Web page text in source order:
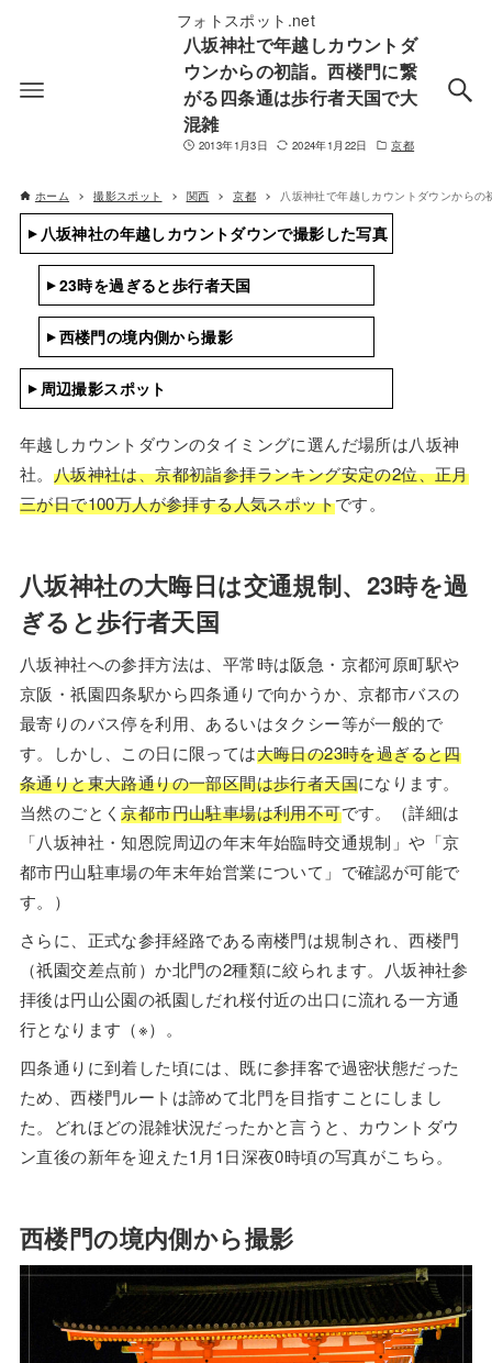
フォトスポット.net
八坂神社で年越しカウントダ
ウンからの初詣。西楼門に繋
がる四条通は歩行者天国で大
混雑
2013年1月3日 2024年1月22日 京都
ホーム 撮影スポット 関西 京都 八坂神社で年越しカウントダウンから
八坂神社の年越しカウントダウンで撮影した写真
23時を過ぎると歩行者天国
西楼門の境内側から撮影
周辺撮影スポット
年越しカウントダウンのタイミングに選んだ場所は八坂神
社。 八坂神社は、京都初詣参拝ランキング安定の2位、正月
三が日で100万人が参拝する人気スポットです。
八坂神社の大晦日は交通規制、23時を過
ぎると歩行者天国
八坂神社への参拝方法は、平常時は阪急・京都河原町駅や
京阪・祇園四条駅から四条通りで向かうか、京都市バスの
最寄りのバス停を利用、あるいはタクシー等が一般的で
す。しかし、この日に限っては大晦日の23時を過ぎると四
条通りと東大路通りの一部区間は歩行者天国になります。
当然のごとく京都市円山駐車場は利用不可です。（詳細は
「八坂神社・知恩院周辺の年末年始臨時交通規制」や「京
都市円山駐車場の年末年始営業について」で確認が可能で
す。）
さらに、正式な参拝経路である南楼門は規制され、西楼門
（祇園交差点前）か北門の2種類に絞られます。八坂神社参
拝後は円山公園の祇園しだれ桜付近の出口に流れる一方通
行となります（※）。
四条通りに到着した頃には、既に参拝客で過密状態だった
ため、西楼門ルートは諦めて北門を目指すことにしまし
た。どれほどの混雑状況だったかと言うと、カウントダウ
ン直後の新年を迎えた1月1日深夜0時頃の写真がこちら。
西楼門の境内側から撮影